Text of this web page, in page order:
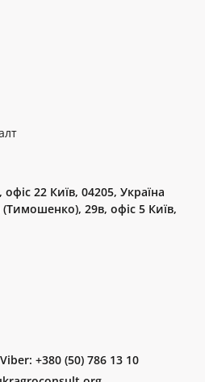
22 Київ, 04205, Україна
29в, офіс 5 Київ,
+380 (50) 786 13 10